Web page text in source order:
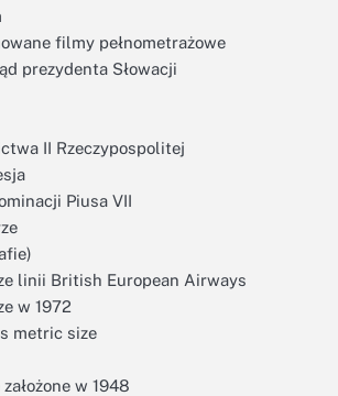
filmy pełnometrażowe
prezydenta Słowacji
II Rzeczypospolitej
Piusa VII
linii British European Airways
w 1972
metric size
w 1948